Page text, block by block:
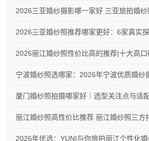
厦门婚纱照拍摄哪家好｜选型关注点与适